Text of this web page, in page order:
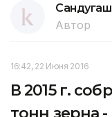
Автор
16:42, 22 Июня 2016
В 2015 г.
тонн зерна